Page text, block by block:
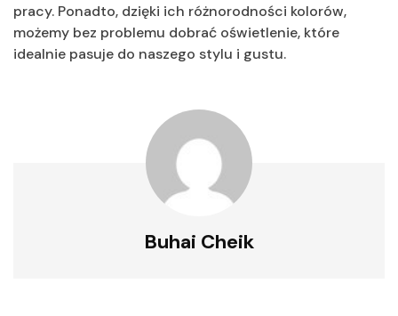
pracy. Ponadto, dzięki ich różnorodności kolorów,
możemy bez problemu dobrać oświetlenie, które
idealnie pasuje do naszego stylu i gustu.
Buhai Cheik